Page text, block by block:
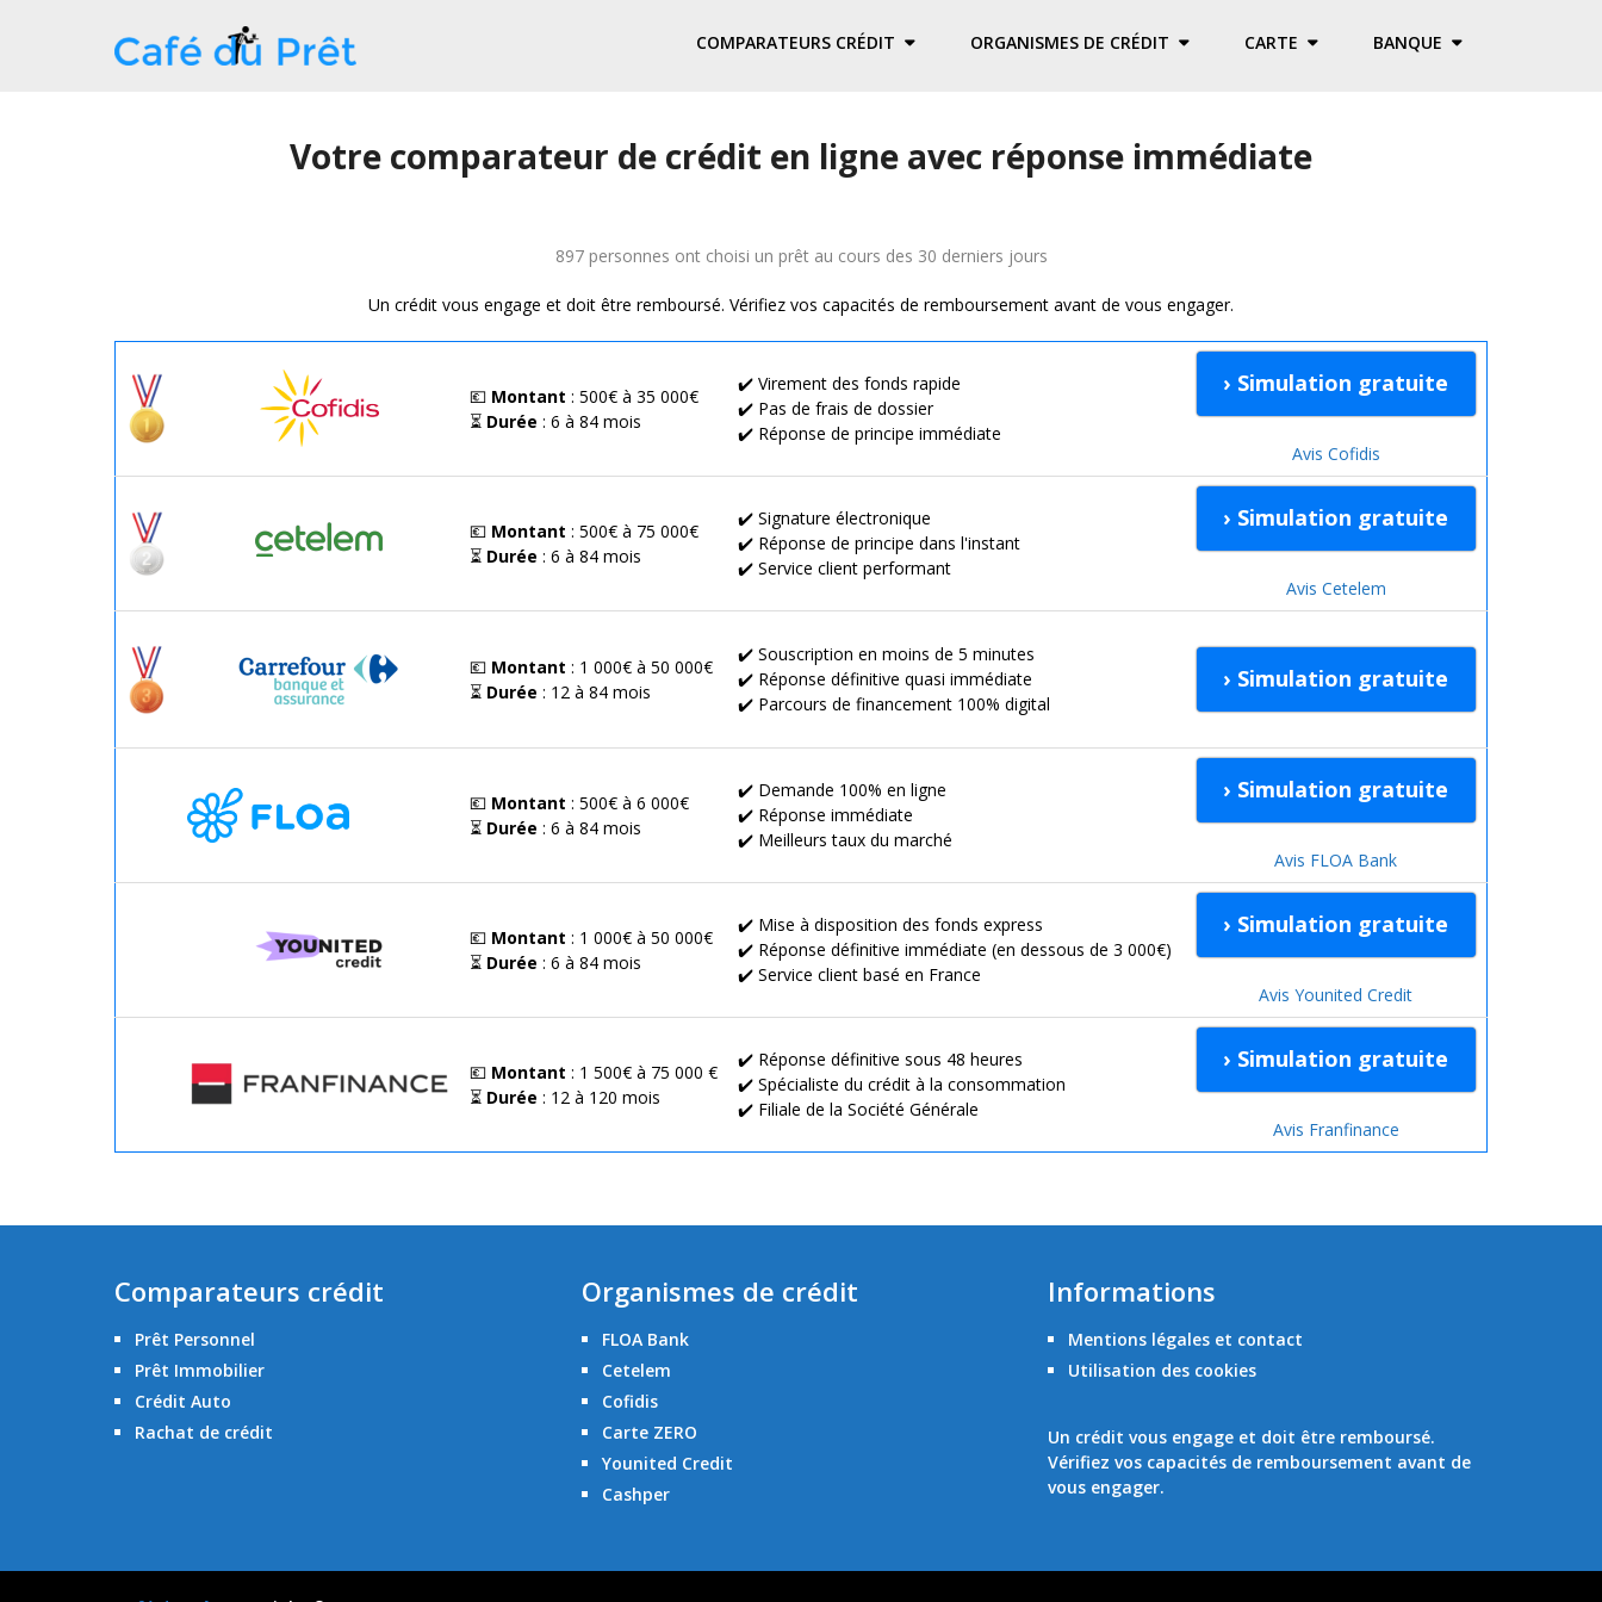
COMPARATEURS CRÉDIT ORGANISMES DE CRÉDIT CARTE BANQUE
Votre comparateur de crédit en ligne avec réponse immédiate
897 personnes ont choisi un prêt au cours des 30 derniers jours
Un crédit vous engage et doit être remboursé. Vérifiez vos capacités de remboursement avant de vous engager.
💶 Montant : 500€ à 35 000€
⏳ Durée : 6 à 84 mois
✔️ Virement des fonds rapide
✔️ Pas de frais de dossier
✔️ Réponse de principe immédiate
› Simulation gratuite
Avis Cofidis
💶 Montant : 500€ à 75 000€
⏳ Durée : 6 à 84 mois
✔️ Signature électronique
✔️ Réponse de principe dans l'instant
✔️ Service client performant
› Simulation gratuite
Avis Cetelem
💶 Montant : 1 000€ à 50 000€
⏳ Durée : 12 à 84 mois
✔️ Souscription en moins de 5 minutes
✔️ Réponse définitive quasi immédiate
✔️ Parcours de financement 100% digital
› Simulation gratuite
💶 Montant : 500€ à 6 000€
⏳ Durée : 6 à 84 mois
✔️ Demande 100% en ligne
✔️ Réponse immédiate
✔️ Meilleurs taux du marché
› Simulation gratuite
Avis FLOA Bank
💶 Montant : 1 000€ à 50 000€
⏳ Durée : 6 à 84 mois
✔️ Mise à disposition des fonds express
✔️ Réponse définitive immédiate (en dessous de 3 000€)
✔️ Service client basé en France
› Simulation gratuite
Avis Younited Credit
💶 Montant : 1 500€ à 75 000 €
⏳ Durée : 12 à 120 mois
✔️ Réponse définitive sous 48 heures
✔️ Spécialiste du crédit à la consommation
✔️ Filiale de la Société Générale
› Simulation gratuite
Avis Franfinance
Comparateurs crédit
Prêt Personnel
Prêt Immobilier
Crédit Auto
Rachat de crédit
Organismes de crédit
FLOA Bank
Cetelem
Cofidis
Carte ZERO
Younited Credit
Cashper
Informations
Mentions légales et contact
Utilisation des cookies
Un crédit vous engage et doit être remboursé.
Vérifiez vos capacités de remboursement avant de
vous engager.